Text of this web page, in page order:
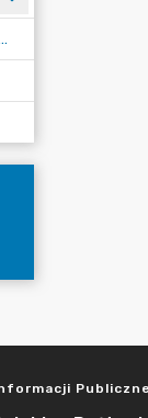
MONITORINGIEM